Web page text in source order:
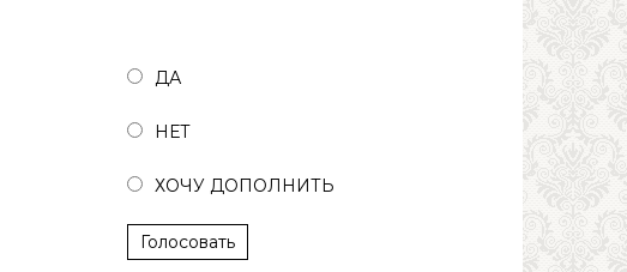
ДА
НЕТ
ХОЧУ ДОПОЛНИТЬ
Голосовать